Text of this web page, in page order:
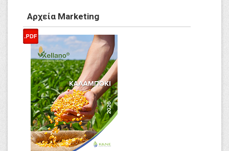
Αρχεία Marketing